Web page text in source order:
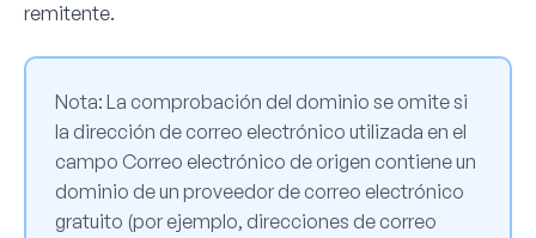
remitente.
Nota: La comprobación del dominio se omite si
la dirección de correo electrónico utilizada en el
campo Correo electrónico de origen contiene un
dominio de un proveedor de correo electrónico
gratuito (por ejemplo, direcciones de correo